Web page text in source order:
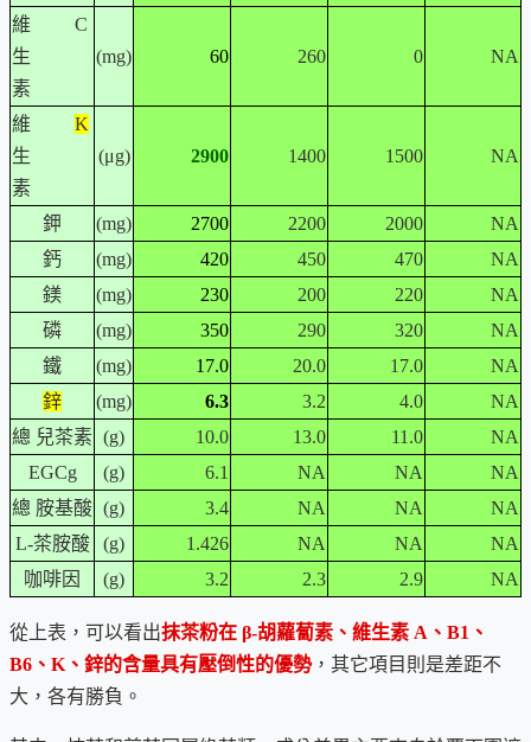
維
生
素
C
(mg)
60 260 0 NA
維
生
素
K
(μg)
2900 1400 1500 NA
鉀 (mg) 2700 2200 2000
NA
鈣
(mg) 420 450 470
NA
鎂
(mg) 230 200 220
NA
磷
(mg) 350 290 320
NA
鐵
(mg) 17.0 20.0 17.0
NA
鋅
(mg) 6.3 3.2 4.0
NA
總 兒茶素 (g) 10.0 13.0 11.0
NA
EGCg
(g) 6.1 NA NA
NA
總 胺基酸 (g) 3.4 NA NA
NA
L-茶胺酸
(g) 1.426 NA NA
NA
咖啡因
(g) 3.2 2.3 2.9 NA
從上表，可以看出抹茶粉在 β-胡蘿蔔素、維生素 A、B1、
B6、K、鋅的含量具有壓倒性的優勢，其它項目則是差距不
大，各有勝負。